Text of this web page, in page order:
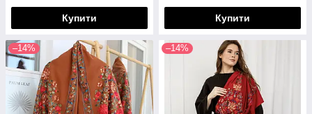
Купити Купити
–14% –14%